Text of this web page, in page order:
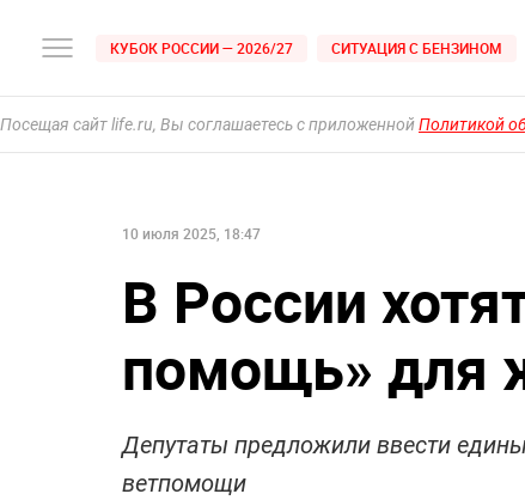
КУБОК РОССИИ — 2026/27 СИТУАЦИЯ С БЕНЗИНОМ
Посещая сайт life.ru, Вы соглашаетесь с приложеннойПолитикой
10 июля 2025, 18:47
В России
помощь» для
Депутаты предложили ввести
ветпомощи